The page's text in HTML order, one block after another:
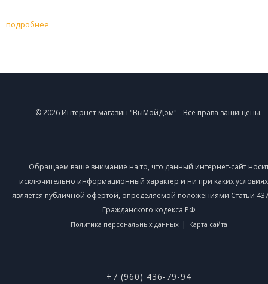
подробнее
© 2026 Интернет-магазин "ВыМойДом" - Все права защищены.
Обращаем ваше внимание на то, что данный интернет-сайт
исключительно информационный характер и ни при каких
является публичной офертой, определяемой положениями Статьи
Гражданского кодекса РФ
Политика персональных данных | Карта сайта
+7 (960) 436-79-94